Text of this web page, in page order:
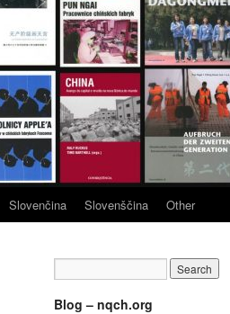
Slovenčina Slovenščina Other
Blog – nqch.org